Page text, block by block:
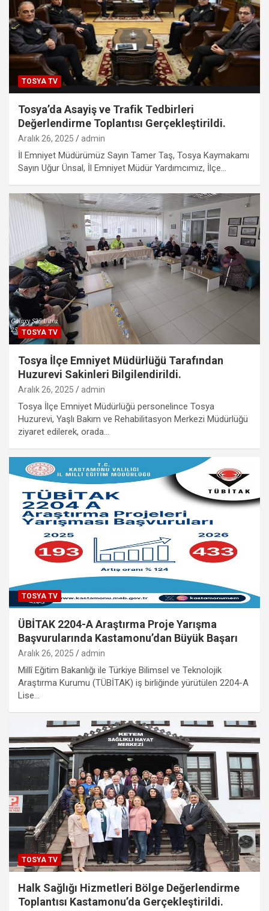
TOSYA TV
Tosya’da Asayiş ve Trafik Tedbirleri
Değerlendirme Toplantısı Gerçekleştirildi.
Aralık 26, 2025 admin
İl Emniyet Müdürümüz Sayın Tamer Taş, Tosya Kaymakamı
Sayın Uğur Ünsal, İl Emniyet Müdür Yardımcımız, İlçe…
TOSYA TV
Tosya İlçe Emniyet Müdürlüğü Tarafından
Huzurevi Sakinleri Bilgilendirildi.
Aralık 26, 2025 admin
Tosya İlçe Emniyet Müdürlüğü personelince Tosya
Huzurevi, Yaşlı Bakım ve Rehabilitasyon Merkezi Müdürlüğü
ziyaret edilerek, orada…
TOSYA TV
ÜBİTAK 2204-A Araştırma Proje Yarışma
Başvurularında Kastamonu’dan Büyük Başarı
Aralık 26, 2025 admin
Millî Eğitim Bakanlığı ile Türkiye Bilimsel ve Teknolojik
Araştırma Kurumu (TÜBİTAK) iş birliğinde yürütülen 2204-A
Lise…
TOSYA TV
Halk Sağlığı Hizmetleri Bölge Değerlendirme
Toplantısı Kastamonu’da Gerçekleştirildi.